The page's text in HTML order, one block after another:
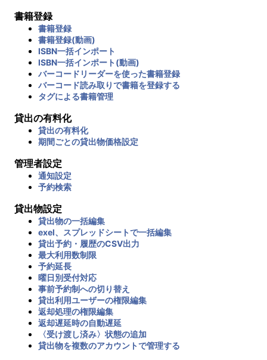
書籍登録
書籍登録
書籍登録(動画)
ISBN一括インポート
ISBN一括インポート(動画)
バーコードリーダーを使った書籍登録
バーコード読み取りで書籍を登録する
タグによる書籍管理
貸出の有料化
貸出の有料化
期間ごとの貸出物価格設定
管理者設定
通知設定
予約検索
貸出物設定
貸出物の一括編集
exel、スプレッドシートで一括編集
貸出予約・履歴のCSV出力
最大利用数制限
予約延長
曜日別受付対応
事前予約制への切り替え
貸出利用ユーザーの権限編集
返却処理の権限編集
返却遅延時の自動遅延
〈受け渡し済み〉状態の追加
貸出物を複数のアカウントで管理する